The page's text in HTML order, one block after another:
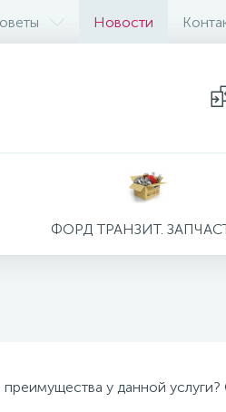
Новости
ФОРД ТРАНЗИТ.
у данной услуги?